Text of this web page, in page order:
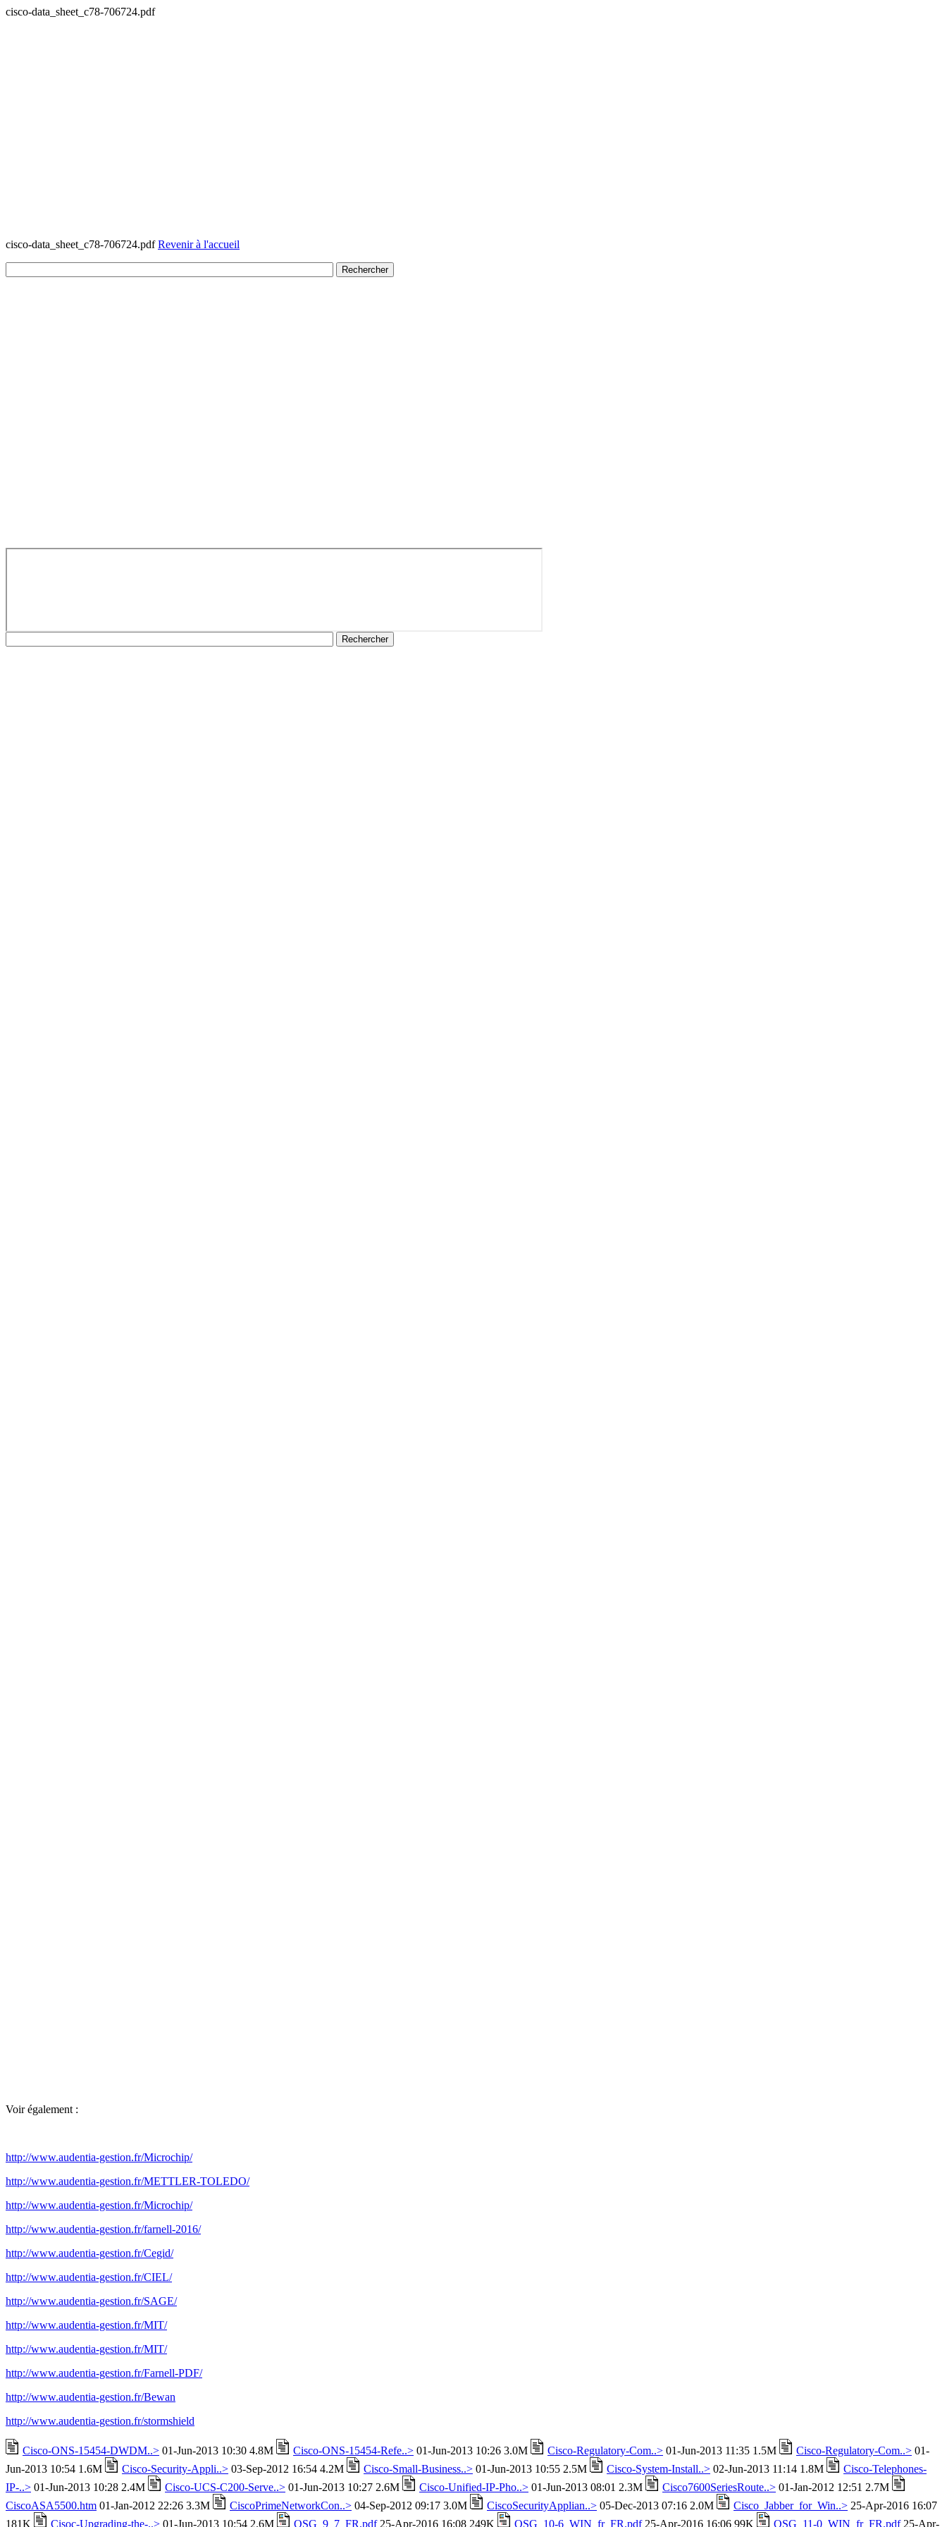
cisco-data_sheet_c78-706724.pdf
cisco-data_sheet_c78-706724.pdfRevenir à l'accueil
Voir également :
http://www.audentia-gestion.fr/Microchip/
http://www.audentia-gestion.fr/METTLER-TOLEDO/
http://www.audentia-gestion.fr/Microchip/
http://www.audentia-gestion.fr/farnell-2016/
http://www.audentia-gestion.fr/Cegid/
http://www.audentia-gestion.fr/CIEL/
http://www.audentia-gestion.fr/SAGE/
http://www.audentia-gestion.fr/MIT/
http://www.audentia-gestion.fr/MIT/
http://www.audentia-gestion.fr/Farnell-PDF/
http://www.audentia-gestion.fr/Bewan
http://www.audentia-gestion.fr/stormshield
Cisco-ONS-15454-DWDM..> 01-Jun-2013 10:30 4.8M Cisco-ONS-15454-Refe..> 01-Jun-2013 10:26 3.0M Cisco-Regulatory-Com..> 01-Jun-2013 11:35 1.5M Cisco-Regulatory-Com..> 01-
Jun-2013 10:54 1.6M
Cisco-Security-Appli..> 03-Sep-2012 16:54 4.2M Cisco-Small-Business..> 01-Jun-2013 10:55 2.5M Cisco-System-Install..> 02-Jun-2013 11:14 1.8M
Cisco-Telephones-
IP-..> 01-Jun-2013 10:28 2.4M Cisco-UCS-C200-Serve..> 01-Jun-2013 10:27 2.6M Cisco-Unified-IP-Pho..> 01-Jun-2013 08:01 2.3M Cisco7600SeriesRoute..> 01-Jan-2012 12:51 2.7M
CiscoASA5500.htm 01-Jan-2012 22:26 3.3M CiscoPrimeNetworkCon..> 04-Sep-2012 09:17 3.0M CiscoSecurityApplian..> 05-Dec-2013 07:16 2.0M Cisco_Jabber_for_Win..> 25-Apr-2016 16:07
181K
Cisoc-Upgrading-the-..> 01-Jun-2013 10:54 2.6M QSG_9_7_FR.pdf25-Apr-2016 16:08 249K QSG_10-6_WIN_fr_FR.pdf25-Apr-2016 16:06 99K QSG_11-0_WIN_fr_FR.pdf25-Apr-